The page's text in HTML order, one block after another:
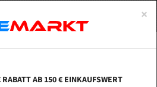
×
AB 150 € EINKAUFSWERT